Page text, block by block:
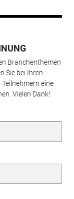
Branchenthemen
Sie bei Ihren
eine
Vielen Dank!